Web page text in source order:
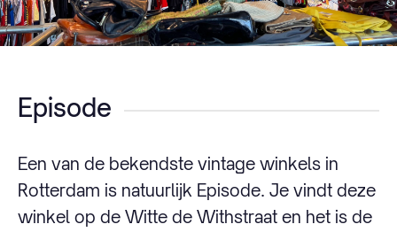
Episode
Een van de bekendste vintage winkels in
Rotterdam is natuurlijk Episode. Je vindt deze
winkel op de Witte de Withstraat en het is de